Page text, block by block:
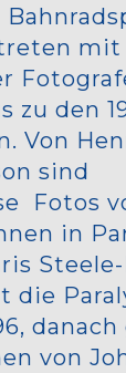
mit
zu den
Von
sind
Fotos
in
die
von